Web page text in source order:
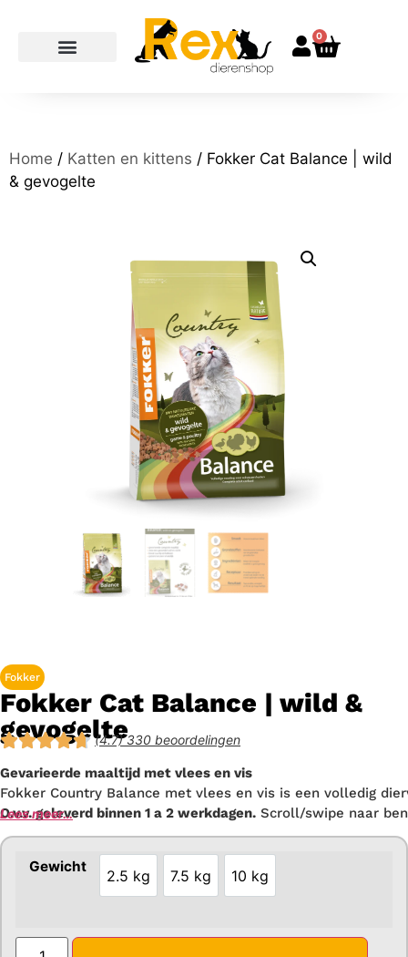
0
Home / Katten en kittens / Fokker Cat Balance | wild
& gevogelte
Fokker
Fokker Cat Balance | wild &
gevogelte(4.7) 330 beoordelingen
Gevarieerde maaltijd met vlees en vis
Fokker Country Balance met vlees en vis is een volledig
O.v.v. geleverd binnen 1 a 2 werkdagen. Scroll/swipe naar
Lees meer…
Gewicht
2.5 kg
2.5 kg
7.5 kg
7.5 kg
10 kg
10 kg